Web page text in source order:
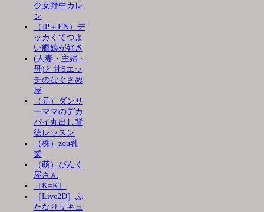
少女野中カレ
ン
（JP＋EN）デ
ッカくてつよ
い艦娘が好き
(人妻・主婦・
母)と甘Sエッ
チのなぐさめ
屋
（元）ダンサ
ーママのデカ
パイ丸出し背
徳レッスン
（株）zou乳
業
（萌）ぴんく
屋さん
［K=K］
［Live2D］ふ
たなりサキュ